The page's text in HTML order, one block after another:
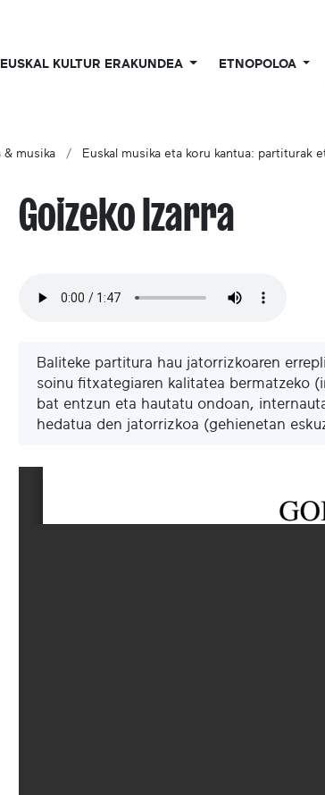
EUSKAL KULTUR ERAKUNDEA ETNOPOLOA
& musika Euskal musika eta koru kantua: partiturak
Goizeko Izarra
Baliteke partitura hau jatorrizkoaren
soinu fitxategiaren kalitatea bermatzeko
bat entzun eta hautatu ondoan,
hedatua den jatorrizkoa (gehienetan